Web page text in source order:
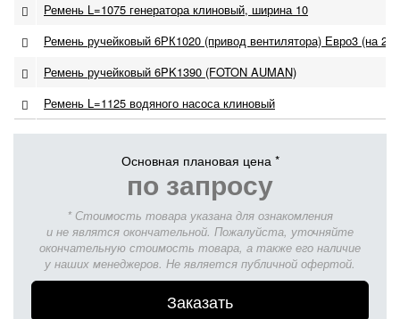
Ремень L=1075 генератора клиновый, ширина 10
Ремень ручейковый 6РК1020 (привод вентилятора) Евро3 (на
Ремень ручейковый 6PK1390 (FOTON AUMAN)
Ремень L=1125 водяного насоса клиновый
Основная плановая цена *
по запросу
* Стоимость товара указана для ознакомления
и не являтся окончательной. Пожалуйста, уточняйте
окончательную стоимость товара, а также его наличие
у наших менеджеров. Не является публичной офертой.
Заказать